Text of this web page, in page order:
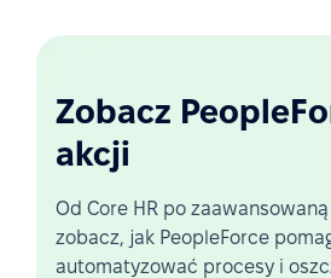
Zobacz
akcji
Od Core HR po
zobacz, jak PeopleForce
automatyzować procesy i